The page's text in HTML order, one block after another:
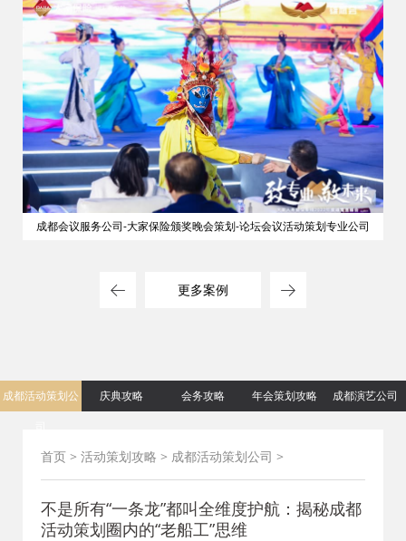
成都会议服务公司-大家保险颁奖晚会策划-论坛会议活动策划专业公司
更多案例
成都活动策划公
庆典攻略 会务攻略 年会策划攻略 成都演艺公司
首页 > 活动策划攻略 > 成都活动策划公司 >
不是所有“一条龙”都叫全维度护航：揭秘成都
活动策划圈内的“老船工”思维